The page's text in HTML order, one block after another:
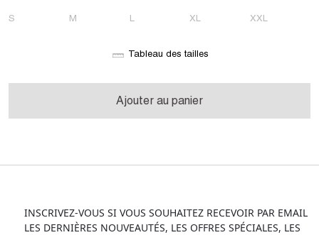
S M L XL XXL
Tableau des tailles
Ajouter au panier
INSCRIVEZ-VOUS SI VOUS SOUHAITEZ RECEVOIR PAR EMAIL
LES DERNIÈRES NOUVEAUTÉS, LES OFFRES SPÉCIALES, LES